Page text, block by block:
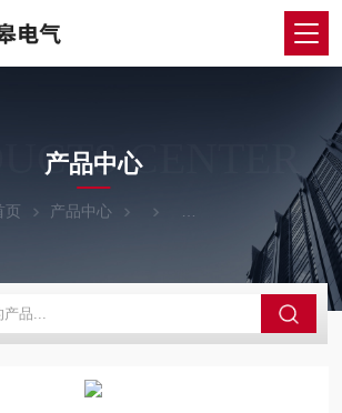
CENTER
产品中心
页 产品中心 绝缘油介电强度测试仪